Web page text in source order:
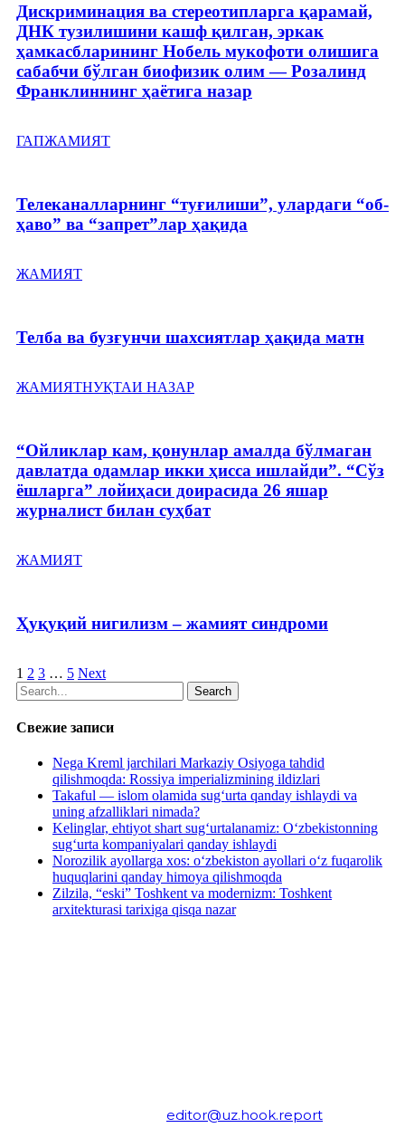
Дискриминация ва стереотипларга қарамай,
ДНК тузилишини кашф қилган, эркак
ҳамкасбларининг Нобель мукофоти олишига
сабабчи бўлган биофизик олим — Розалинд
Франклиннинг ҳаётига назар
ГАПЖАМИЯТ
Телеканалларнинг “туғилиши”, улардаги “об-
ҳаво” ва “запрет”лар ҳақида
ЖАМИЯТ
Телба ва бузғунчи шахсиятлар ҳақида матн
ЖАМИЯТНУҚТАИ НАЗАР
“Ойликлар кам, қонунлар амалда бўлмаган
давлатда одамлар икки ҳисса ишлайди”. “Сўз
ёшларга” лойиҳаси доирасида 26 яшар
журналист билан суҳбат
ЖАМИЯТ
Ҳуқуқий нигилизм – жамият синдроми
1 2 3 … 5 Next
Search
Свежие записи
Nega Kreml jarchilari Markaziy Osiyoga tahdid
qilishmoqda: Rossiya imperializmining ildizlari
Takaful — islom olamida sug‘urta qanday ishlaydi va
uning afzalliklari nimada?
Kelinglar, ehtiyot shart sug‘urtalanamiz: O‘zbekistonning
sug‘urta kompaniyalari qanday ishlaydi
Norozilik ayollarga xos: o‘zbekiston ayollari oʻz fuqarolik
huquqlarini qanday himoya qilishmoqda
Zilzila, “eski” Toshkent va modernizm: Toshkent
arxitekturasi tarixiga qisqa nazar
editor@uz.hook.report